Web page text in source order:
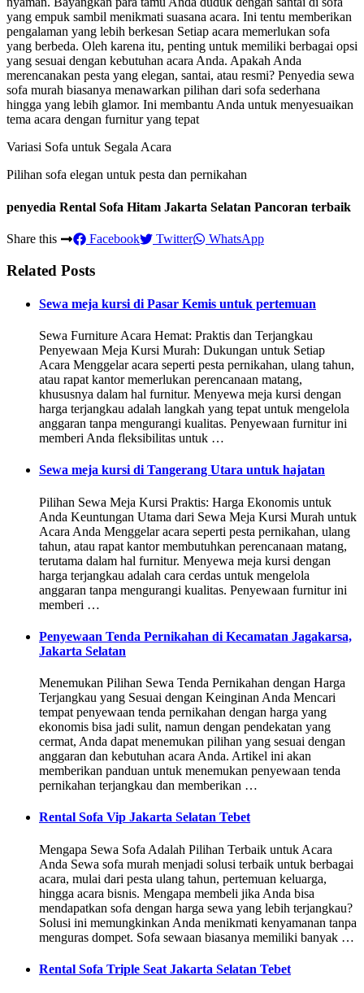
yang empuk sambil menikmati suasana acara. Ini tentu memberikan
pengalaman yang lebih berkesan Setiap acara memerlukan sofa
yang berbeda. Oleh karena itu, penting untuk memiliki berbagai opsi
yang sesuai dengan kebutuhan acara Anda. Apakah Anda
merencanakan pesta yang elegan, santai, atau resmi? Penyedia sewa
sofa murah biasanya menawarkan pilihan dari sofa sederhana
hingga yang lebih glamor. Ini membantu Anda untuk menyesuaikan
tema acara dengan furnitur yang tepat
Variasi Sofa untuk Segala Acara
Pilihan sofa elegan untuk pesta dan pernikahan
penyedia Rental Sofa Hitam Jakarta Selatan Pancoran terbaik
Share this Facebook Twitter WhatsApp
Related Posts
Sewa meja kursi di Pasar Kemis untuk pertemuan
Sewa Furniture Acara Hemat: Praktis dan Terjangkau
Penyewaan Meja Kursi Murah: Dukungan untuk Setiap
Acara Menggelar acara seperti pesta pernikahan, ulang tahun,
atau rapat kantor memerlukan perencanaan matang,
khususnya dalam hal furnitur. Menyewa meja kursi dengan
harga terjangkau adalah langkah yang tepat untuk mengelola
anggaran tanpa mengurangi kualitas. Penyewaan furnitur ini
memberi Anda fleksibilitas untuk …
Sewa meja kursi di Tangerang Utara untuk hajatan
Pilihan Sewa Meja Kursi Praktis: Harga Ekonomis untuk
Anda Keuntungan Utama dari Sewa Meja Kursi Murah untuk
Acara Anda Menggelar acara seperti pesta pernikahan, ulang
tahun, atau rapat kantor membutuhkan perencanaan matang,
terutama dalam hal furnitur. Menyewa meja kursi dengan
harga terjangkau adalah cara cerdas untuk mengelola
anggaran tanpa mengurangi kualitas. Penyewaan furnitur ini
memberi …
Penyewaan Tenda Pernikahan di Kecamatan Jagakarsa,
Jakarta Selatan
Menemukan Pilihan Sewa Tenda Pernikahan dengan Harga
Terjangkau yang Sesuai dengan Keinginan Anda Mencari
tempat penyewaan tenda pernikahan dengan harga yang
ekonomis bisa jadi sulit, namun dengan pendekatan yang
cermat, Anda dapat menemukan pilihan yang sesuai dengan
anggaran dan kebutuhan acara Anda. Artikel ini akan
memberikan panduan untuk menemukan penyewaan tenda
pernikahan terjangkau dan memberikan …
Rental Sofa Vip Jakarta Selatan Tebet
Mengapa Sewa Sofa Adalah Pilihan Terbaik untuk Acara
Anda Sewa sofa murah menjadi solusi terbaik untuk berbagai
acara, mulai dari pesta ulang tahun, pertemuan keluarga,
hingga acara bisnis. Mengapa membeli jika Anda bisa
mendapatkan sofa dengan harga sewa yang lebih terjangkau?
Solusi ini memungkinkan Anda menikmati kenyamanan tanpa
menguras dompet. Sofa sewaan biasanya memiliki banyak …
Rental Sofa Triple Seat Jakarta Selatan Tebet